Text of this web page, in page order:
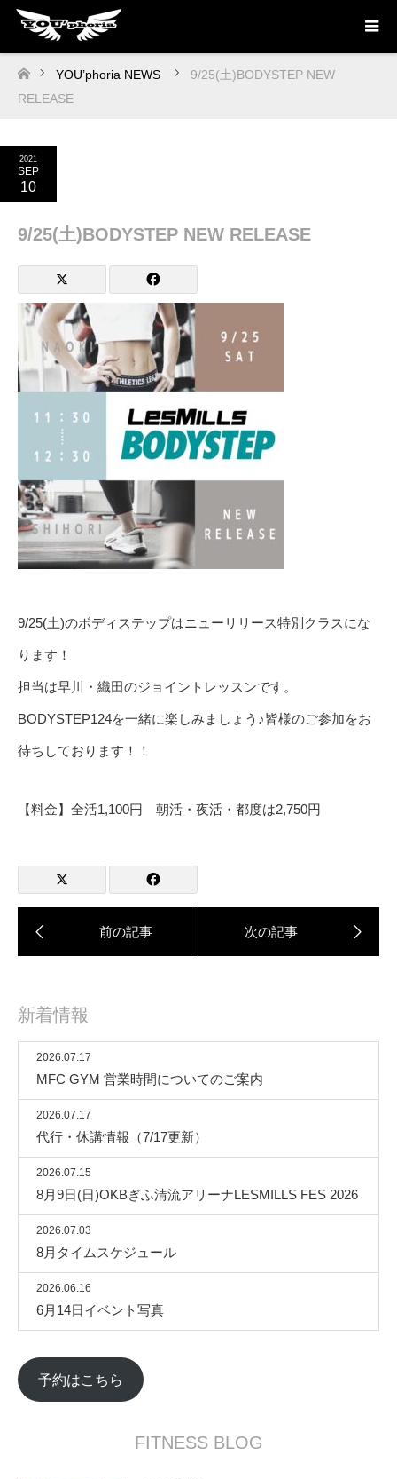
ホーム
YOU’phoria NEWS
9/25(土)BODYSTEP NEW
RELEASE
2021
SEP
10
9/25(土)BODYSTEP NEW RELEASE
9/25(土)のボディステップはニューリリース特別クラスにな
ります！
担当は早川・織田のジョイントレッスンです。
BODYSTEP124を一緒に楽しみましょう♪皆様のご参加をお
待ちしております！！
【料金】全活1,100円 朝活・夜活・都度は2,750円
新着情報
2026.07.17
MFC GYM 営業時間についてのご案内
2026.07.17
代行・休講情報（7/17更新）
2026.07.15
8月9日(日)OKBぎふ清流アリーナLESMILLS FES 2026
2026.07.03
8月タイムスケジュール
2026.06.16
6月14日イベント写真
予約はこちら
FITNESS BLOG